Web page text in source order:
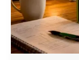
Victoria:
qué
ofrece